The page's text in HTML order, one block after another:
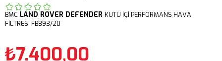
BMC LAND ROVER DEFENDER KUTU İÇİ PERFORMANS HAVA
FİLTRESİ FB893/20
₺7.400,00